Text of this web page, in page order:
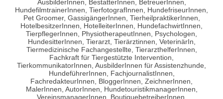
AusbilderInnen, BestatterInnen, BetreuerInnen,
HundefilmtrainerInnen, TierfotografInnen, HundefriseurInnen,
Pet Groomer, GassigängerInnen, TierheilpraktikerInnen,
HotelbesitzerInnen, HotelleiterInnen, HundefachwirtInnen,
TierpflegerInnen, PhysiotherapeutInnen, Psychologen,
HundesitterInnen, Tierarzt, Tierärztinnen, VeterinärIn,
Tiermedizinische Fachangestellte, TierarzthelferInnen,
Fachkraft für Tiergestützte Intervention,
TierkommunikatorInnen, AusbilderInnen für Assistenzhunde,
HundeführerInnen, FachjournalistInnen,
FachredakteurInnen, BloggerInnen, ZeichnerInnen,
MalerInnen, AutorInnen, HundetouristikmanagerInnen,
VereinsmanagerInnen, BoutiquebetreiberInnen,